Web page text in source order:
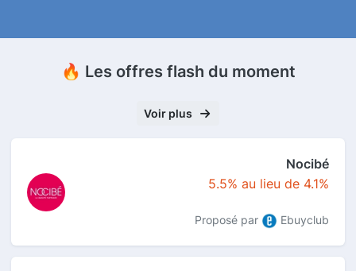
🔥 Les offres flash du moment
Voir plus
Nocibé
5.5% au lieu de 4.1%
Proposé par Ebuyclub